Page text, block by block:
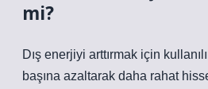
mi?
Dış enerjiyi arttırmak için
başına azaltarak daha rahat